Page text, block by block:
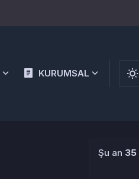
KURUMSAL
Şu an 35